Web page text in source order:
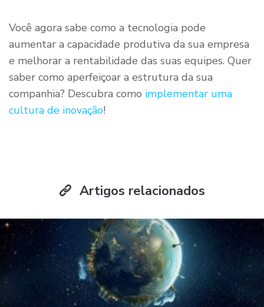
Você agora sabe como a tecnologia pode
aumentar a capacidade produtiva da sua empresa
e melhorar a rentabilidade das suas equipes. Quer
saber como aperfeiçoar a estrutura da sua
companhia? Descubra como implementar uma
cultura de inovação!
Artigos relacionados